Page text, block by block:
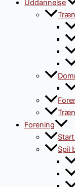
Uddannelse
Forening
Spil